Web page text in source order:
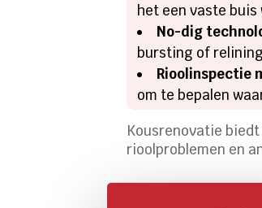
het een vaste buis
No-dig
bursting of
Rioolinspectie
om te bepalen
Kousrenovatie
rioolproblemen en